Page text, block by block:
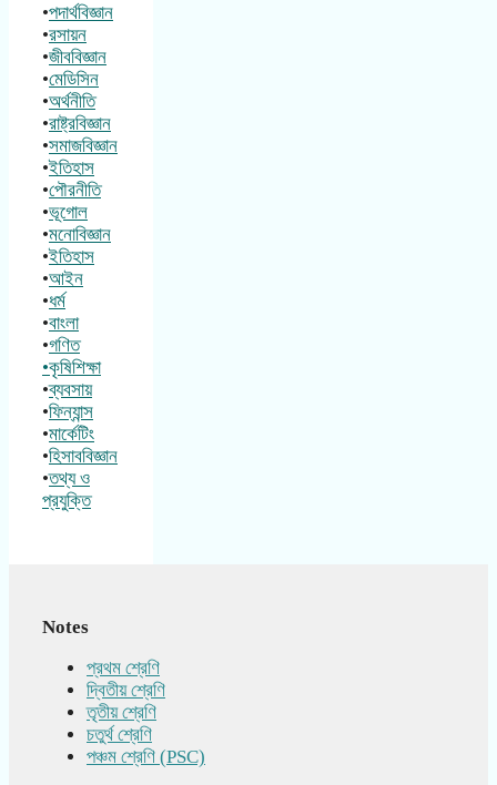
•পদার্থবিজ্ঞান
•রসায়ন
•জীববিজ্ঞান
•মেডিসিন
•অর্থনীতি
•রাষ্ট্রবিজ্ঞান
•সমাজবিজ্ঞান
•ইতিহাস
•পৌরনীতি
•ভূগোল
•মনোবিজ্ঞান
•ইতিহাস
•আইন
•ধর্ম
•বাংলা
•গণিত
•কৃষিশিক্ষা
•ব্যবসায়
•ফিন্যান্স
•মার্কেটিং
•হিসাববিজ্ঞান
•তথ্য ও
প্রযুক্তি
Notes
প্রথম শ্রেণি
দ্বিতীয় শ্রেণি
তৃতীয় শ্রেণি
চতুর্থ শ্রেণি
পঞ্চম শ্রেণি (PSC)